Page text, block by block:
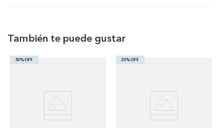
También te puede gustar
50% OFF 20% OFF